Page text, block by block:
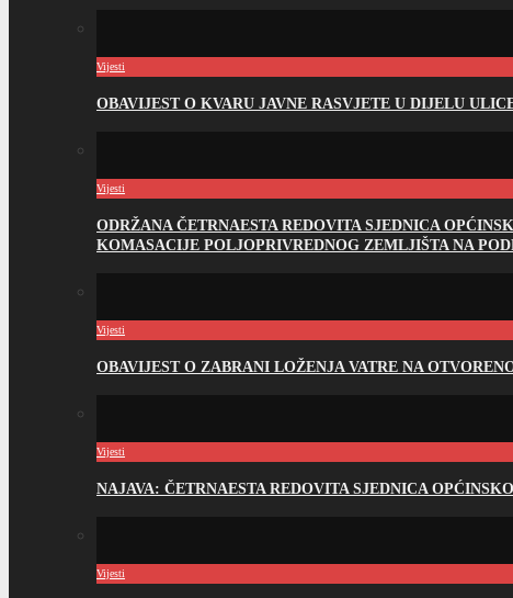
Vijesti
OBAVIJEST O KVARU JAVNE RASVJETE U DIJELU
Vijesti
ODRŽANA ČETRNAESTA REDOVITA SJEDNICA
KOMASACIJE POLJOPRIVREDNOG ZEMLJIŠTA NA
Vijesti
OBAVIJEST O ZABRANI LOŽENJA VATRE NA
Vijesti
NAJAVA: ČETRNAESTA REDOVITA SJEDNICA
Vijesti